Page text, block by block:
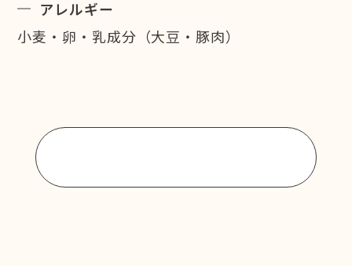
アレルギー
小麦・卵・乳成分（大豆・豚肉）